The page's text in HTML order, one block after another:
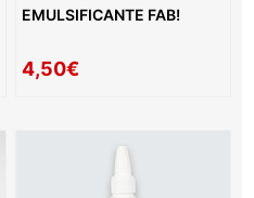
EMULSIFICANTE FAB!
4,50€